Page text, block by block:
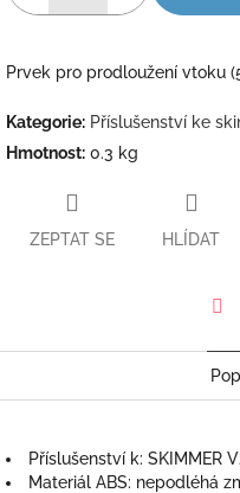
Prvek pro prodloužení vtoku
Kategorie: Příslušenství ke
Hmotnost: 0.3 kg
ZEPTAT SE HLÍDAT
Příslušenství k: SKIMMER
Materiál ABS: nepodléhá